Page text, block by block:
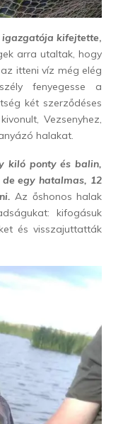
igazgatója kifejtette,
arra utaltak, hogy
itteni víz még elég
fenyegesse a
két szerződéses
Vezsenyhez,
halakat.
kiló ponty és balin,
egy hatalmas, 12
Az őshonos halak
kifogásuk
és visszajuttatták